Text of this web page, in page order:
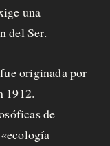
una
del Ser.
originada por
1912.
de